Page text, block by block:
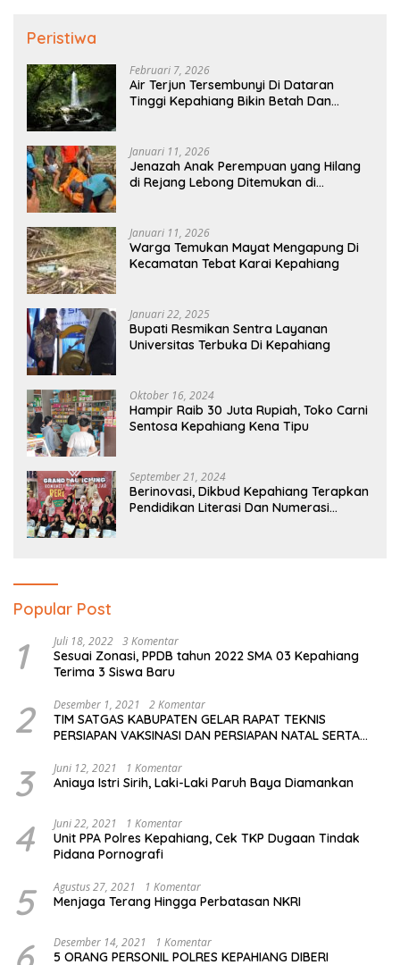
Peristiwa
Februari 7, 2026
Air Terjun Tersembunyi Di Dataran
Tinggi Kepahiang Bikin Betah Dan
Januari 11, 2026
Jenazah Anak Perempuan yang Hilang
di Rejang Lebong Ditemukan di
Januari 11, 2026
Warga Temukan Mayat Mengapung Di
Kecamatan Tebat Karai Kepahiang
Januari 22, 2025
Bupati Resmikan Sentra Layanan
Universitas Terbuka Di Kepahiang
Oktober 16, 2024
Hampir Raib 30 Juta Rupiah, Toko Carni
Sentosa Kepahiang Kena Tipu
September 21, 2024
Berinovasi, Dikbud Kepahiang Terapkan
Pendidikan Literasi Dan Numerasi
Popular Post
1 Juli 18, 2022 3 Komentar
Sesuai Zonasi, PPDB tahun 2022 SMA 03 Kepahiang
Terima 3 Siswa Baru
2 Desember 1, 2021 2 Komentar
TIM SATGAS KABUPATEN GELAR RAPAT TEKNIS
PERSIAPAN VAKSINASI DAN PERSIAPAN NATAL SERTA
3 Juni 12, 2021 1 Komentar
Aniaya Istri Sirih, Laki-Laki Paruh Baya Diamankan
4 Juni 22, 2021 1 Komentar
Unit PPA Polres Kepahiang, Cek TKP Dugaan Tindak
Pidana Pornografi
5 Agustus 27, 2021 1 Komentar
Menjaga Terang Hingga Perbatasan NKRI
Desember 14, 2021 1 Komentar
5 ORANG PERSONIL POLRES KEPAHIANG DIBERI